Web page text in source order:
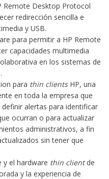
Remote Desktop Protocol
redirección sencilla e
y USB.
para permitir a HP Remote
capacidades multimedia
en los sistemas de
para thin clients HP, una
en toda la empresa que
alertas para identificar
ocurran o para actualizar
administrativos, a fin
sin tener que
y el hardware thin clientde
y la experiencia de